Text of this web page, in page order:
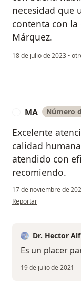
necesidad que
contenta con
Márquez.
18 de julio de 2023 •
MA Número
Excelente
calidad
atendido con
recomiendo.
17 de noviembre de
en opinión del usuario
Reportar
Dr. Hector
Es un placer
19 de julio de 2021